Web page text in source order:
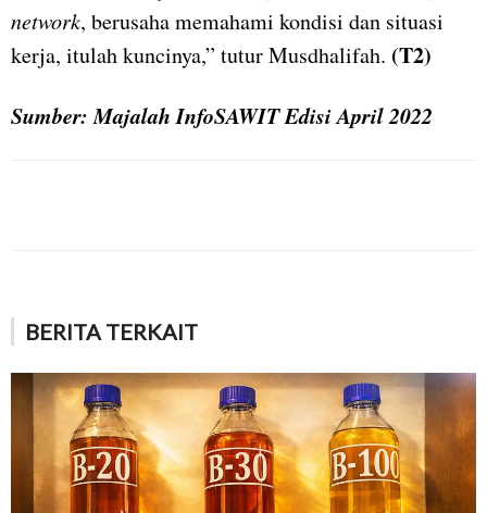
network, berusaha memahami kondisi dan situasi
kerja, itulah kuncinya,” tutur Musdhalifah. (T2)
Sumber: Majalah InfoSAWIT Edisi April 2022
BERITA TERKAIT